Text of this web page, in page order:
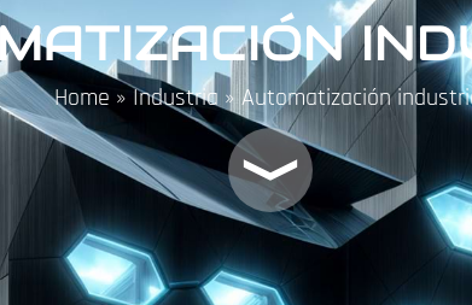
Home »Industria » Automatización